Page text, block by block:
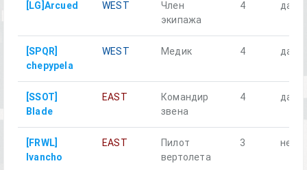
[LG]Arcued WEST
Член
экипажа
4 да
[SPQR]
chepypela
WEST Медик 4 да
[SSOT]
Blade
EAST
Командир
звена
4 да
[FRWL]
Ivancho
EAST
Пилот
вертолета
3 нет